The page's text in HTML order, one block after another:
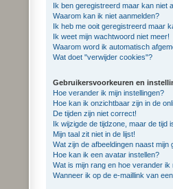
Ik ben geregistreerd maar kan niet
Waarom kan ik niet aanmelden?
Ik heb me ooit geregistreerd maar
Ik weet mijn wachtwoord niet meer!
Waarom word ik automatisch
Wat doet "verwijder cookies"?
Gebruikersvoorkeuren en
Hoe verander ik mijn instellingen?
Hoe kan ik onzichtbaar zijn in de
De tijden zijn niet correct!
Ik wijzigde de tijdzone, maar de tijd
Mijn taal zit niet in de lijst!
Wat zijn de afbeeldingen naast mijn
Hoe kan ik een avatar instellen?
Wat is mijn rang en hoe verander ik
Wanneer ik op de e-maillink van